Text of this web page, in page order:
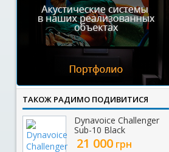
ТАКОЖ РАДИМО ПОДИВИТИСЯ
Dynavoice Challenger
Sub-10 Black
21 000грн